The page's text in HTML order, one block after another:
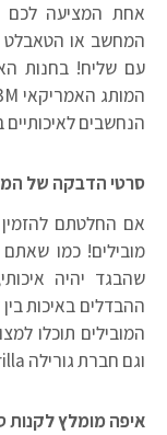
אחת המציעה לכם
המחשב או הטאבלט
עם שליח! בחנות
הנחשבים לאיכותיים
סרטי הדבקה של
אם החלטתם
מובילים! כמו
שהבגד יהיה
ההבדלים באיכות
וגם חברת גורילה Gorilla האמריקאית (
איפה מומלץ לקנות